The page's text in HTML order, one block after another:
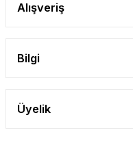
Alışveriş
Bilgi
Üyelik